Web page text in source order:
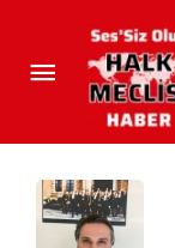
Doğuşu…
Yorum